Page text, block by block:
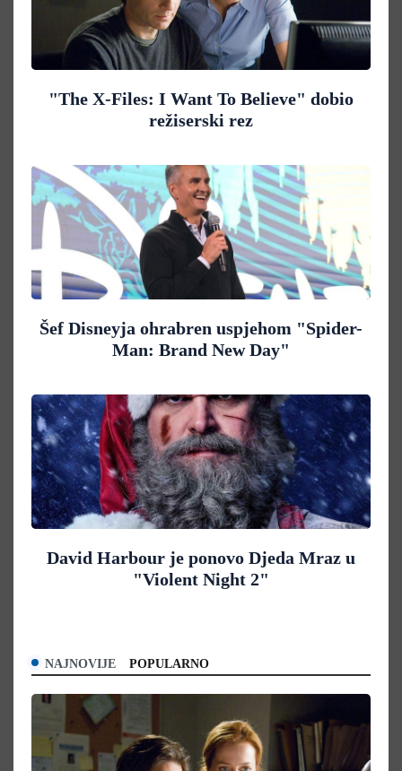
"The X-Files: I Want To Believe" dobio
režiserski rez
Šef Disneyja ohrabren uspjehom "Spider-
Man: Brand New Day"
David Harbour je ponovo Djeda Mraz u
"Violent Night 2"
NAJNOVIJE POPULARNO